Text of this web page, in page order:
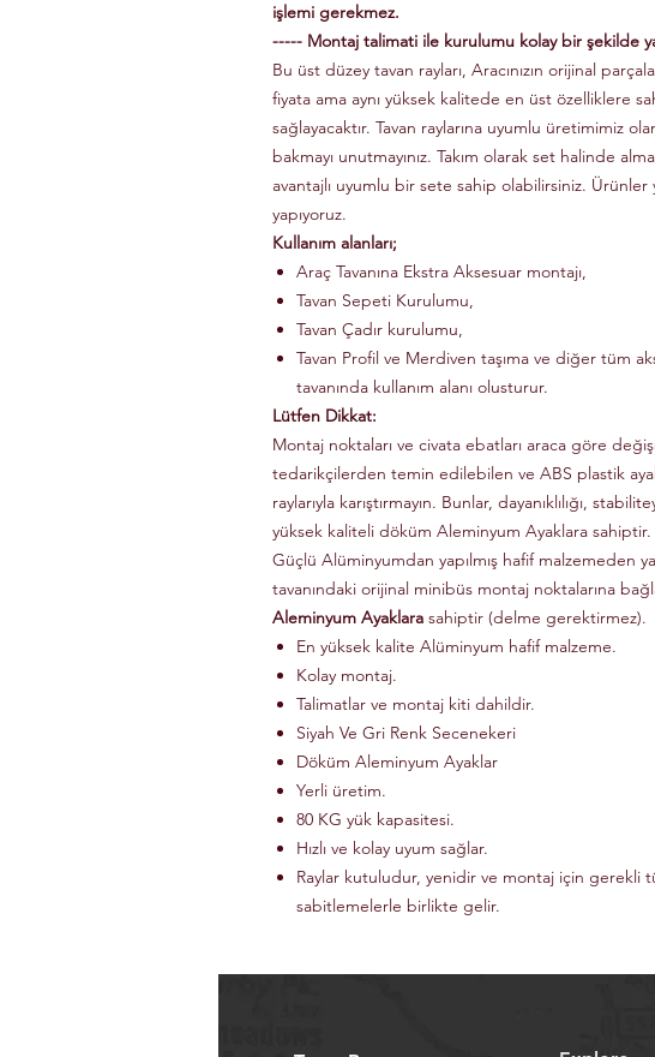
işlemi gerekmez.
----- Montaj talimati ile kurulumu kolay bir şekilde
Bu üst düzey tavan rayları, Aracınızın orijinal
fiyata ama aynı yüksek kalitede en üst özelliklere
sağlayacaktır. Tavan raylarına uyumlu üretimimiz
bakmayı unutmayınız. Takım olarak set halinde
avantajlı uyumlu bir sete sahip olabilirsiniz.
yapıyoruz.
Kullanım alanları;
Araç Tavanına Ekstra Aksesuar montajı,
Tavan Sepeti Kurulumu,
Tavan Çadır kurulumu,
Tavan Profil ve Merdiven taşıma ve diğer tüm
tavanında kullanım alanı olusturur.
Lütfen Dikkat:
Montaj noktaları ve civata ebatları araca göre
tedarikçilerden temin edilebilen ve ABS plastik
raylarıyla karıştırmayın. Bunlar, dayanıklılığı,
yüksek kaliteli döküm Aleminyum Ayaklara sahiptir.
Güçlü Alüminyumdan yapılmış hafif malzemeden
tavanındaki orijinal minibüs montaj noktalarına
Aleminyum Ayaklara sahiptir (delme gerektirmez).
En yüksek kalite Alüminyum hafif malzeme.
Kolay montaj.
Talimatlar ve montaj kiti dahildir.
Siyah Ve Gri Renk Secenekeri
Döküm Aleminyum Ayaklar
Yerli üretim.
80 KG yük kapasitesi.
Hızlı ve kolay uyum sağlar.
Raylar kutuludur, yenidir ve montaj için gerekli
sabitlemelerle birlikte gelir.